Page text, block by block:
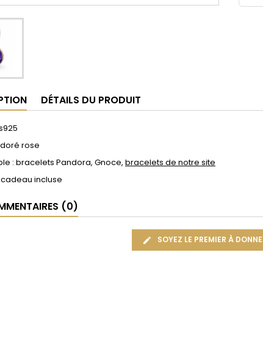
DÉTAILS DU PRODUIT
rose
: bracelets Pandora, Gnoce, bracelets de notre site
incluse
(0)
SOYEZ LE PREMIER À